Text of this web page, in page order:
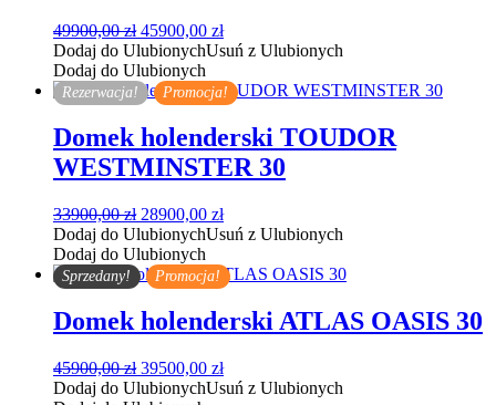
49900,00zł Pierwotna
cena
wynosiła:
49900,00 zł.
45900,00 złAktualna
cena
45900,00 zł.
Dodaj do UlubionychUsuń z Ulubionych
Dodaj do Ulubionych
Rezerwacja! Promocja!
Domek holenderski TOUDOR
WESTMINSTER 30
33900,00zł Pierwotna
cena
wynosiła:
33900,00 zł.
28900,00 złAktualna
cena
28900,00 zł.
Dodaj do UlubionychUsuń z Ulubionych
Dodaj do Ulubionych
Sprzedany! Promocja!
Domek holenderski ATLAS OASIS 30
45900,00zł Pierwotna
cena
39500,00 złAktualna
cena
Dodaj do UlubionychUsuń z Ulubionych